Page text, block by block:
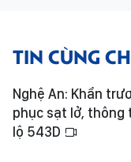
TIN CÙNG
Nghệ An: Khẩn
phục sạt lở, thông
lộ 543D